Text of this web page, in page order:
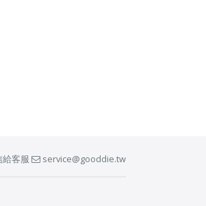
客服 service@gooddie.tw